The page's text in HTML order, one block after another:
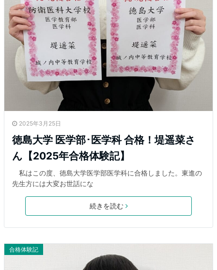
2025年3月25日
徳島大学 医学部･医学科 合格！堤遥菜さ
ん【2025年合格体験記】
私はこの度、徳島大学医学部医学科に合格しました。東進の
先生方には大変お世話にな
続きを読む
合格体験記